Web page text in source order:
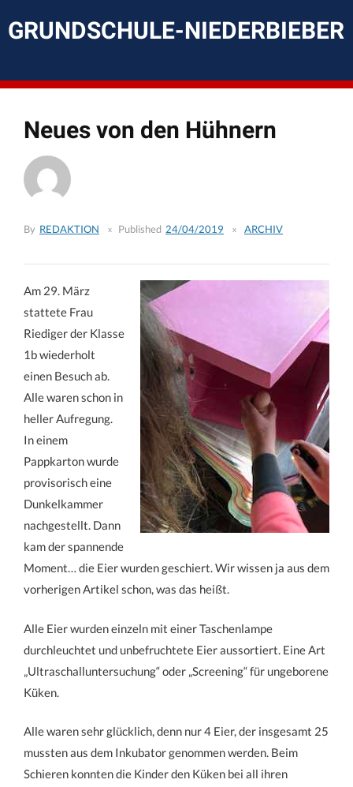
content
GRUNDSCHULE-NIEDERBIEBER
Neues von den Hühnern
By REDAKTION Published 24/04/2019 ARCHIV
Am 29. März
stattete Frau
Riediger der Klasse
1b wiederholt
einen Besuch ab.
Alle waren schon in
heller Aufregung.
In einem
Pappkarton wurde
provisorisch eine
Dunkelkammer
nachgestellt. Dann
kam der spannende
Moment… die Eier wurden geschiert. Wir wissen ja aus dem
vorherigen Artikel schon, was das heißt.
Alle Eier wurden einzeln mit einer Taschenlampe
durchleuchtet und unbefruchtete Eier aussortiert. Eine Art
„Ultraschalluntersuchung“ oder „Screening“ für ungeborene
Küken.
Alle waren sehr glücklich, denn nur 4 Eier, der insgesamt 25
mussten aus dem Inkubator genommen werden. Beim
Schieren konnten die Kinder den Küken bei all ihren